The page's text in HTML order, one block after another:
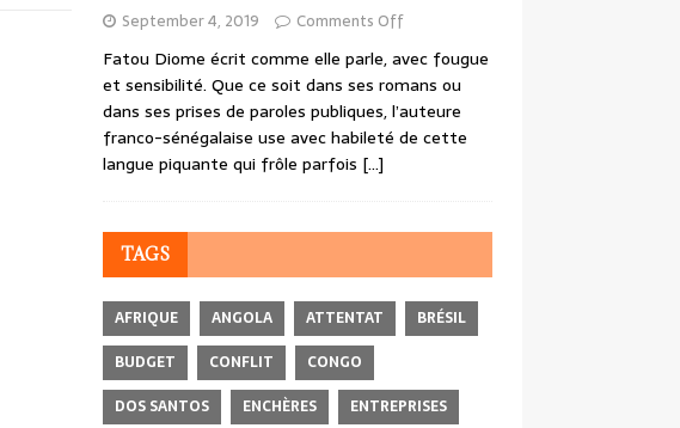
September 4, 2019 Comments Off
Fatou Diome écrit comme elle parle, avec fougue
et sensibilité. Que ce soit dans ses romans ou
dans ses prises de paroles publiques, l’auteure
franco-sénégalaise use avec habileté de cette
langue piquante qui frôle parfois […]
TAGS
AFRIQUE ANGOLA ATTENTAT
BRÉSIL
BUDGET
CONFLIT
CONGO
DOS SANTOS
ENCHÈRES
ENTREPRISES